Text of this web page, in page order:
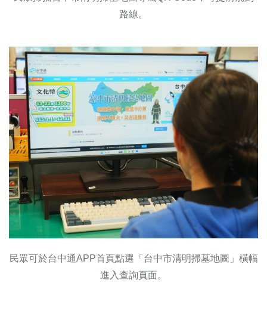
路線。
民眾可於台中通APP首頁點選「台中市清明掃墓地圖」橫幅
進入查詢頁面。